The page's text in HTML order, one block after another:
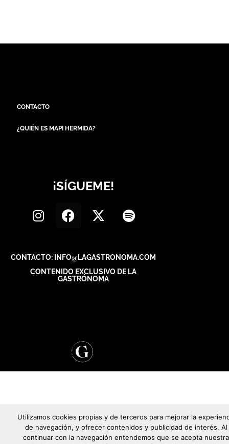
CONTACTO
¿QUIÉN ES MAPI HERMIDA?
¡SÍGUEME!
CONTACTO: INFO@LAGASTRONOMA.COM
CONTENIDO EXCLUSIVO DE LA
GASTRÓNOMA
Utilizamos cookies propias y de terceros para mejorar la
de navegación, y ofrecer contenidos y publicidad de interés. Al
continuar con la navegación entendemos que se acepta nuestra